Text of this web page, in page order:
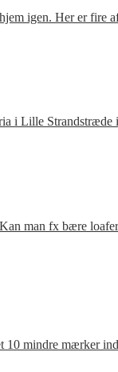
igen. Her er fire
i Lille
man fx bære
mindre mærker